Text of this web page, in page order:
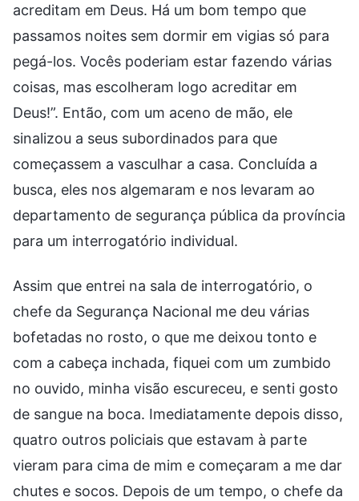
acreditam em Deus. Há um bom tempo que
passamos noites sem dormir em vigias só para
pegá-los. Vocês poderiam estar fazendo várias
coisas, mas escolheram logo acreditar em
Deus!”. Então, com um aceno de mão, ele
sinalizou a seus subordinados para que
começassem a vasculhar a casa. Concluída a
busca, eles nos algemaram e nos levaram ao
departamento de segurança pública da província
para um interrogatório individual.
Assim que entrei na sala de interrogatório, o
chefe da Segurança Nacional me deu várias
bofetadas no rosto, o que me deixou tonto e
com a cabeça inchada, fiquei com um zumbido
no ouvido, minha visão escureceu, e senti gosto
de sangue na boca. Imediatamente depois disso,
quatro outros policiais que estavam à parte
vieram para cima de mim e começaram a me dar
chutes e socos. Depois de um tempo, o chefe da